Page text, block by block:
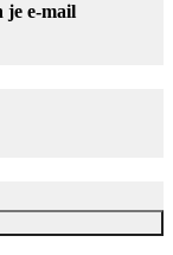
je e-mail